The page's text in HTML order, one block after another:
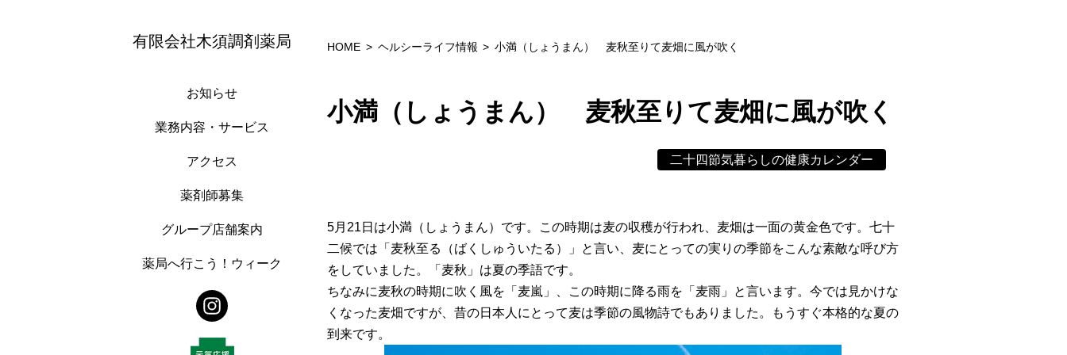
有限会社木須調剤薬局
お知らせ
業務内容・サービス
アクセス
薬剤師募集
グループ店舗案内
薬局へ行こう！ウィーク
HOME ヘルシーライフ情報 小満（しょうまん） 麦秋至りて麦畑に風が吹く
小満（しょうまん） 麦秋至りて麦畑に風が吹く
二十四節気暮らしの健康カレンダー
5月21日は小満（しょうまん）です。この時期は麦の収穫が行われ、麦畑は一面の黄金色です。七十
二候では「麦秋至る（ばくしゅういたる）」と言い、麦にとっての実りの季節をこんな素敵な呼び方
をしていました。「麦秋」は夏の季語です。
ちなみに麦秋の時期に吹く風を「麦嵐」、この時期に降る雨を「麦雨」と言います。今では見かけな
くなった麦畑ですが、昔の日本人にとって麦は季節の風物詩でもありました。もうすぐ本格的な夏の
到来です。